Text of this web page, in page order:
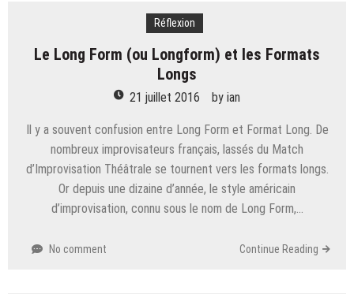
Réflexion
Le Long Form (ou Longform) et les Formats
Longs
21 juillet 2016 by ian
Il y a souvent confusion entre Long Form et Format Long. De
nombreux improvisateurs français, lassés du Match
d’Improvisation Théâtrale se tournent vers les formats longs.
Or depuis une dizaine d’année, le style américain
d’improvisation, connu sous le nom de Long Form,…
No comment Continue Reading